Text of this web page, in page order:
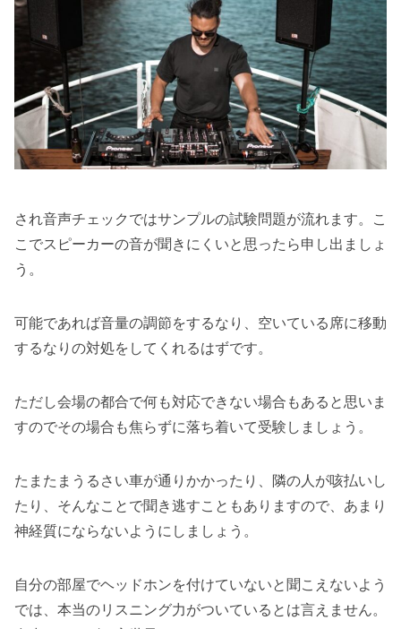
され音声チェックではサンプルの試験問題が流れます。こ
こでスピーカーの音が聞きにくいと思ったら申し出ましょ
う。
可能であれば音量の調節をするなり、空いている席に移動
するなりの対処をしてくれるはずです。
ただし会場の都合で何も対応できない場合もあると思いま
すのでその場合も焦らずに落ち着いて受験しましょう。
たまたまうるさい車が通りかかったり、隣の人が咳払いし
たり、そんなことで聞き逃すこともありますので、あまり
神経質にならないようにしましょう。
自分の部屋でヘッドホンを付けていないと聞こえないよう
では、本当のリスニング力がついているとは言えません。